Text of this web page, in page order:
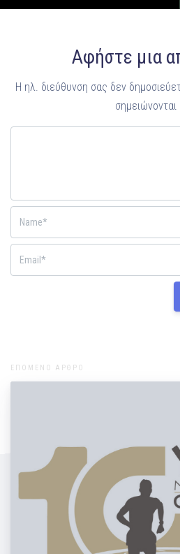
Αφήστε μια
Η ηλ. διεύθυνση σας δεν
σημειώνονται
ΕΠΟΜΕΝΟ ΑΡΘΡΟ